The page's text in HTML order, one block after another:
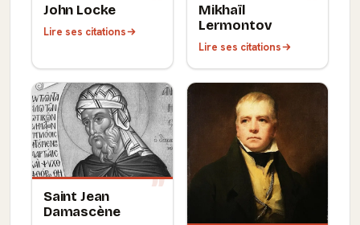
John Locke
Lire ses citations
Mikhaïl
Lermontov
Lire ses citations
Saint Jean
Damascène